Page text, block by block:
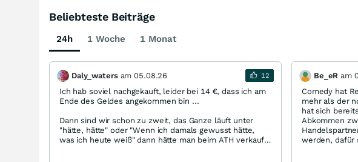
Beliebteste Beiträge
24h 1 Woche 1 Monat
Daly_waters am05.08.26 12
Ich hab soviel nachgekauft, leider bei 14 €, dass ich am
Ende des Geldes angekommen bin ...
Dann sind wir schon zu zweit, das Ganze läuft unter
"hätte, hätte" oder "Wenn ich damals gewusst hätte,
was ich heute weiß" dann hätte man beim ATH verkauft
Be_eR am
Comedy hat
mehr als der
hat sich
Abkommen
werden, dafür